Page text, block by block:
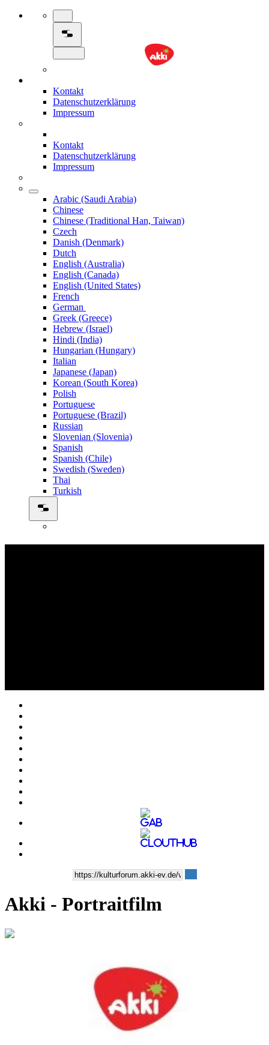
Kontakt
Datenschutzerklärung
Impressum
Kontakt
Datenschutzerklärung
Impressum
Arabic (Saudi Arabia)
Chinese
Chinese (Traditional Han, Taiwan)
Czech
Danish (Denmark)
Dutch
English (Australia)
English (Canada)
English (United States)
French
German
Greek (Greece)
Hebrew (Israel)
Hindi (India)
Hungarian (Hungary)
Italian
Japanese (Japan)
Korean (South Korea)
Polish
Portuguese
Portuguese (Brazil)
Russian
Slovenian (Slovenia)
Spanish
Spanish (Chile)
Swedish (Sweden)
Thai
Turkish
Akki - Portraitfilm
0:11:43